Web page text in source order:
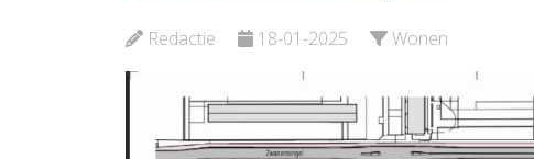
Redactie 18-01-2025 Wonen
Bekijk de pagina Bekijk de pagina